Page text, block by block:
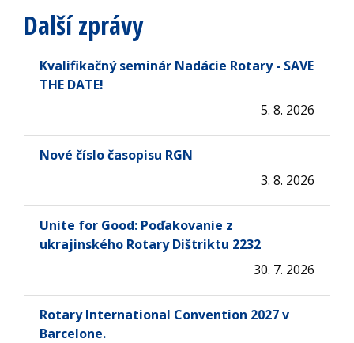
Další zprávy
Kvalifikačný seminár Nadácie Rotary - SAVE
THE DATE!
5. 8. 2026
Nové číslo časopisu RGN
3. 8. 2026
Unite for Good: Poďakovanie z
ukrajinského Rotary Dištriktu 2232
30. 7. 2026
Rotary International Convention 2027 v
Barcelone.